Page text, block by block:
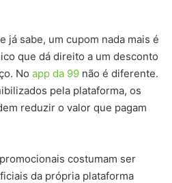
já sabe, um cupom nada mais é
que dá direito a um desconto
No app da 99 não é diferente.
pela plataforma, os
reduzir o valor que pagam
costumam ser
da própria plataforma